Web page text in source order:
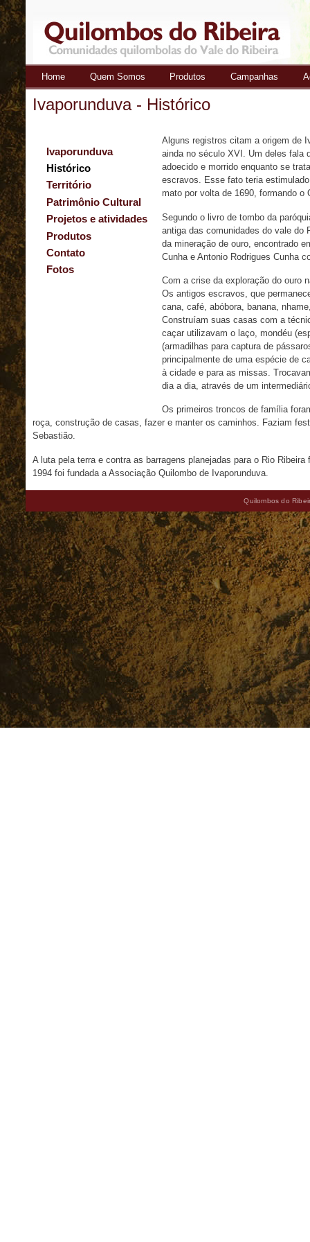
Quilombos
do Ribeira
Home Quem Somos Produtos Campanhas
Ivaporunduva - Histórico
Ivaporunduva
Histórico
Território
Patrimônio Cultural
Projetos e atividades
Produtos
Contato
Fotos
Alguns registros citam a origem de
ainda no século XVI. Um deles fala
adoecido e morrido enquanto se
escravos. Esse fato teria
mato por volta de 1690, formando o
Segundo o livro de tombo da
antiga das comunidades do vale do
da mineração de ouro, encontrado
Cunha e Antonio Rodrigues Cunha
Com a crise da exploração do ouro
Os antigos escravos, que
cana, café, abóbora, banana,
Construíam suas casas com a
caçar utilizavam o laço, mondéu
(armadilhas para captura de
principalmente de uma espécie de
à cidade e para as missas.
dia a dia, através de um
Os primeiros troncos de família
roça, construção de casas, fazer e manter os caminhos. Faziam
Sebastião.
A luta pela terra e contra as barragens planejadas para o Rio
1994 foi fundada a Associação Quilombo de Ivaporunduva.
Quilombos do